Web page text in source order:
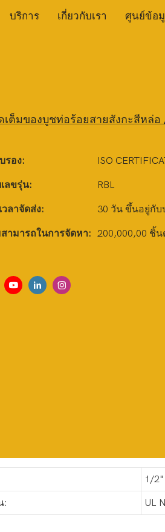
บริการ เกี่ยวกับเรา ศูนย์ข้อ
เต็มของบูชท่อร้อยสายสังกะสีหล่
รอง: ISO
ลขรุ่น: RBL
วลาจัดส่ง: 30 วัน ขึ้นอยู่กั
ามารถในการจัดหา: 200,000,00 ชิ้น
1/2"
: UL